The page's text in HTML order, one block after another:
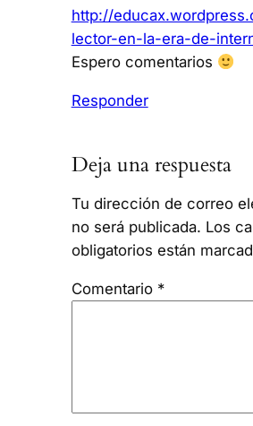
http://
lector-en-la-era-de-
Espero comentarios
Responder
Deja una respuesta
Tu dirección de correo
no será publicada. Los
obligatorios están
Comentario *